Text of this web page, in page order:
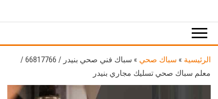
الكويت
الرئيسية » سباك صحي »
سباك فني صحي بنيدر / 66817766 /
معلم سباك صحي تسليك مجاري بنيدر